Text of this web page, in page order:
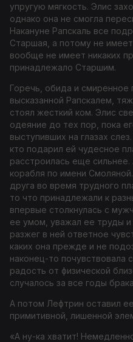
упругую мягкость. Элис
однако она не смогла
Накануне Рапскаль все
Старшая, а потому не
вообще не имеет никаких
принадлежало Старшим.
Горечь, обида и смиренное
высказанной Рапскалем,
стоял жесткий ком. Элис
одеяние до тех пор, пока
выступивших на глазах
кто подарил ей чудесное
расстроилась еще
корабля по имени
друга во время трудного
то что принадлежали к
впервые столкнулась с
ее умом, уважал ее труды
разжег в ней ответное
каких она прежде и не
наконец-то почувствовала
радость от физической
случалось за все годы
А потом Лефтрин оставил
примитивной, лишенной
«А ну-ка хватит!